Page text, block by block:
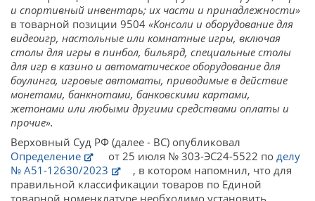
и спортивный инвентарь; их части и принадлежности»
в товарной позиции 9504 «Консоли и оборудование для
видеоигр, настольные или комнатные игры, включая
столы для игры в пинбол, бильярд, специальные столы
для игр в казино и автоматическое оборудование для
боулинга, игровые автоматы, приводимые в действие
монетами, банкнотами, банковскими картами,
жетонами или любыми другими средствами оплаты и
прочие».
Верховный Суд РФ (далее - ВС) опубликовал
Определение
от 25 июля № 303-ЭС24-5522 по делу
№ А51-12630/2023
, в котором напомнил, что для
правильной классификации товаров по Единой